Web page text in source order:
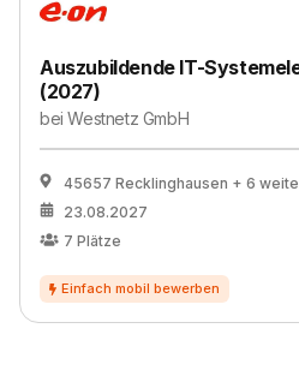
Auszubildende IT-
(2027)
beiWestnetz GmbH
45657 Recklinghausen + 6
23.08.2027
7 Plätze